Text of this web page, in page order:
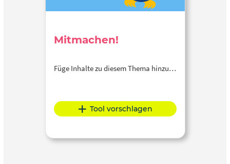
Mitmachen!
Füge Inhalte zu diesem Thema hinzu…
Tool vorschlagen